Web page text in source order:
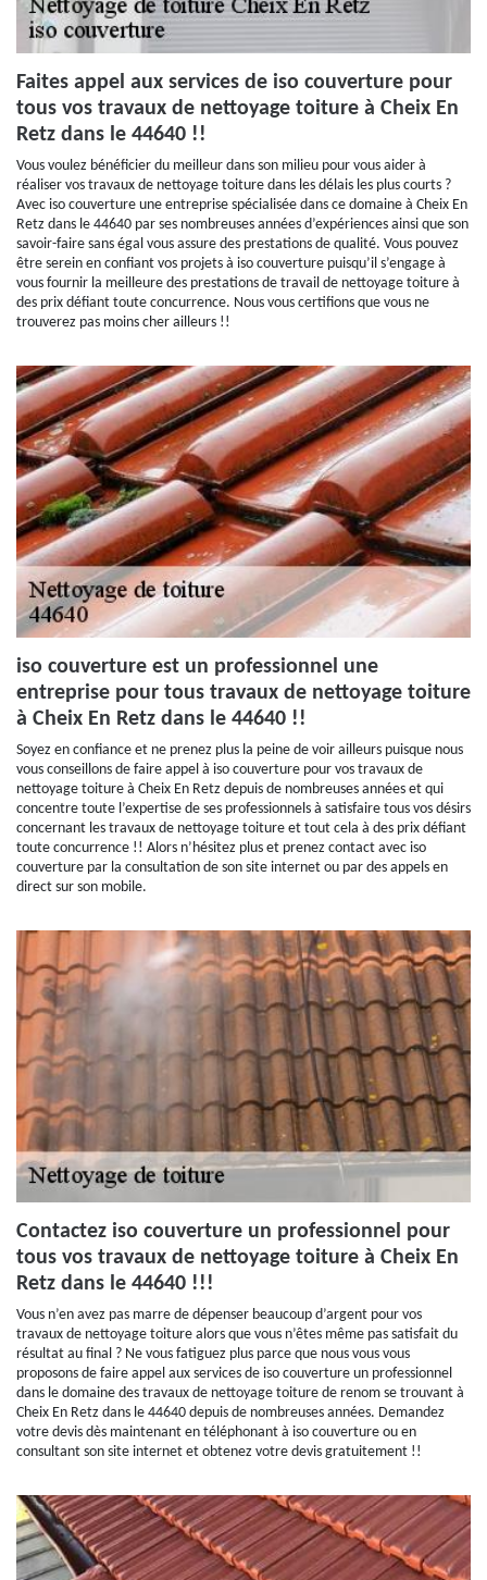
Faites appel aux services de iso couverture pour
tous vos travaux de nettoyage toiture à Cheix En
Retz dans le 44640 !!
Vous voulez bénéficier du meilleur dans son milieu pour vous aider à
réaliser vos travaux de nettoyage toiture dans les délais les plus courts ?
Avec iso couverture une entreprise spécialisée dans ce domaine à Cheix En
Retz dans le 44640 par ses nombreuses années d’expériences ainsi que son
savoir-faire sans égal vous assure des prestations de qualité. Vous pouvez
être serein en confiant vos projets à iso couverture puisqu’il s’engage à
vous fournir la meilleure des prestations de travail de nettoyage toiture à
des prix défiant toute concurrence. Nous vous certifions que vous ne
trouverez pas moins cher ailleurs !!
iso couverture est un professionnel une
entreprise pour tous travaux de nettoyage toiture
à Cheix En Retz dans le 44640 !!
Soyez en confiance et ne prenez plus la peine de voir ailleurs puisque nous
vous conseillons de faire appel à iso couverture pour vos travaux de
nettoyage toiture à Cheix En Retz depuis de nombreuses années et qui
concentre toute l’expertise de ses professionnels à satisfaire tous vos désirs
concernant les travaux de nettoyage toiture et tout cela à des prix défiant
toute concurrence !! Alors n’hésitez plus et prenez contact avec iso
couverture par la consultation de son site internet ou par des appels en
direct sur son mobile.
Contactez iso couverture un professionnel pour
tous vos travaux de nettoyage toiture à Cheix En
Retz dans le 44640 !!!
Vous n’en avez pas marre de dépenser beaucoup d’argent pour vos
travaux de nettoyage toiture alors que vous n’êtes même pas satisfait du
résultat au final ? Ne vous fatiguez plus parce que nous vous vous
proposons de faire appel aux services de iso couverture un professionnel
dans le domaine des travaux de nettoyage toiture de renom se trouvant à
Cheix En Retz dans le 44640 depuis de nombreuses années. Demandez
votre devis dès maintenant en téléphonant à iso couverture ou en
consultant son site internet et obtenez votre devis gratuitement !!